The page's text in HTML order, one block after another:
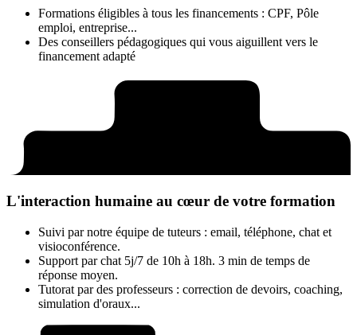
Formations éligibles à tous les financements : CPF, Pôle
emploi, entreprise...
Des conseillers pédagogiques qui vous aiguillent vers le
financement adapté
L'interaction humaine au cœur de votre formation
Suivi par notre équipe de tuteurs : email, téléphone, chat et
visioconférence.
Support par chat 5j/7 de 10h à 18h. 3 min de temps de
réponse moyen.
Tutorat par des professeurs : correction de devoirs, coaching,
simulation d'oraux...